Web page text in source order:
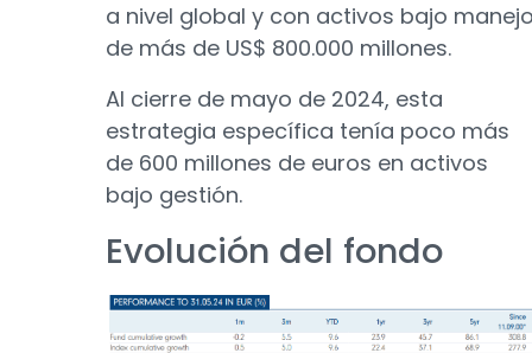
a nivel global y con activos bajo
de más de US$ 800.000 millones.
Al cierre de mayo de 2024, esta
estrategia específica tenía poco más
de 600 millones de euros en activos
bajo gestión.
Evolución del fondo